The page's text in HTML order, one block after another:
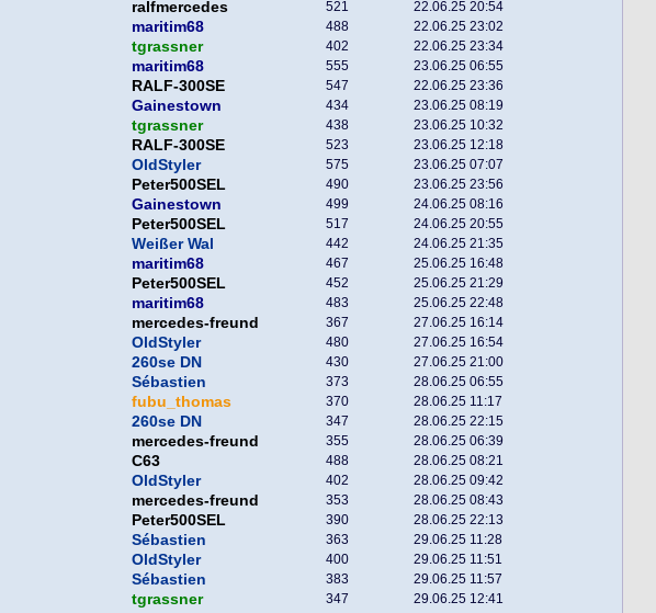
ralfmercedes 521 22.06.25 20:54
maritim68 488 22.06.25 23:02
tgrassner 402 22.06.25 23:34
maritim68 555 23.06.25 06:55
RALF-300SE 547 22.06.25 23:36
Gainestown 434 23.06.25 08:19
tgrassner 438 23.06.25 10:32
RALF-300SE 523 23.06.25 12:18
OldStyler 575 23.06.25 07:07
Peter500SEL 490 23.06.25 23:56
Gainestown 499 24.06.25 08:16
Peter500SEL 517 24.06.25 20:55
Weißer Wal 442 24.06.25 21:35
maritim68 467 25.06.25 16:48
Peter500SEL 452 25.06.25 21:29
maritim68 483 25.06.25 22:48
mercedes-freund 367 27.06.25 16:14
OldStyler 480 27.06.25 16:54
260se DN 430 27.06.25 21:00
Sébastien 373 28.06.25 06:55
fubu_thomas 370 28.06.25 11:17
260se DN 347 28.06.25 22:15
mercedes-freund 355 28.06.25 06:39
C63 488 28.06.25 08:21
OldStyler 402 28.06.25 09:42
mercedes-freund 353 28.06.25 08:43
Peter500SEL 390 28.06.25 22:13
Sébastien 363 29.06.25 11:28
OldStyler 400 29.06.25 11:51
Sébastien 383 29.06.25 11:57
tgrassner 347 29.06.25 12:41